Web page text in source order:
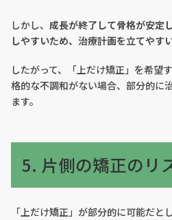
しかし、 成長が終了して骨格が安定
しやすいため、治療計画を立てやす
したがって、「上だけ矯正」を希望
格的な不調和がない場合、部分的に
ます。
5. 片側の矯正のリ
「上だけ矯正」が部分的に可能だと